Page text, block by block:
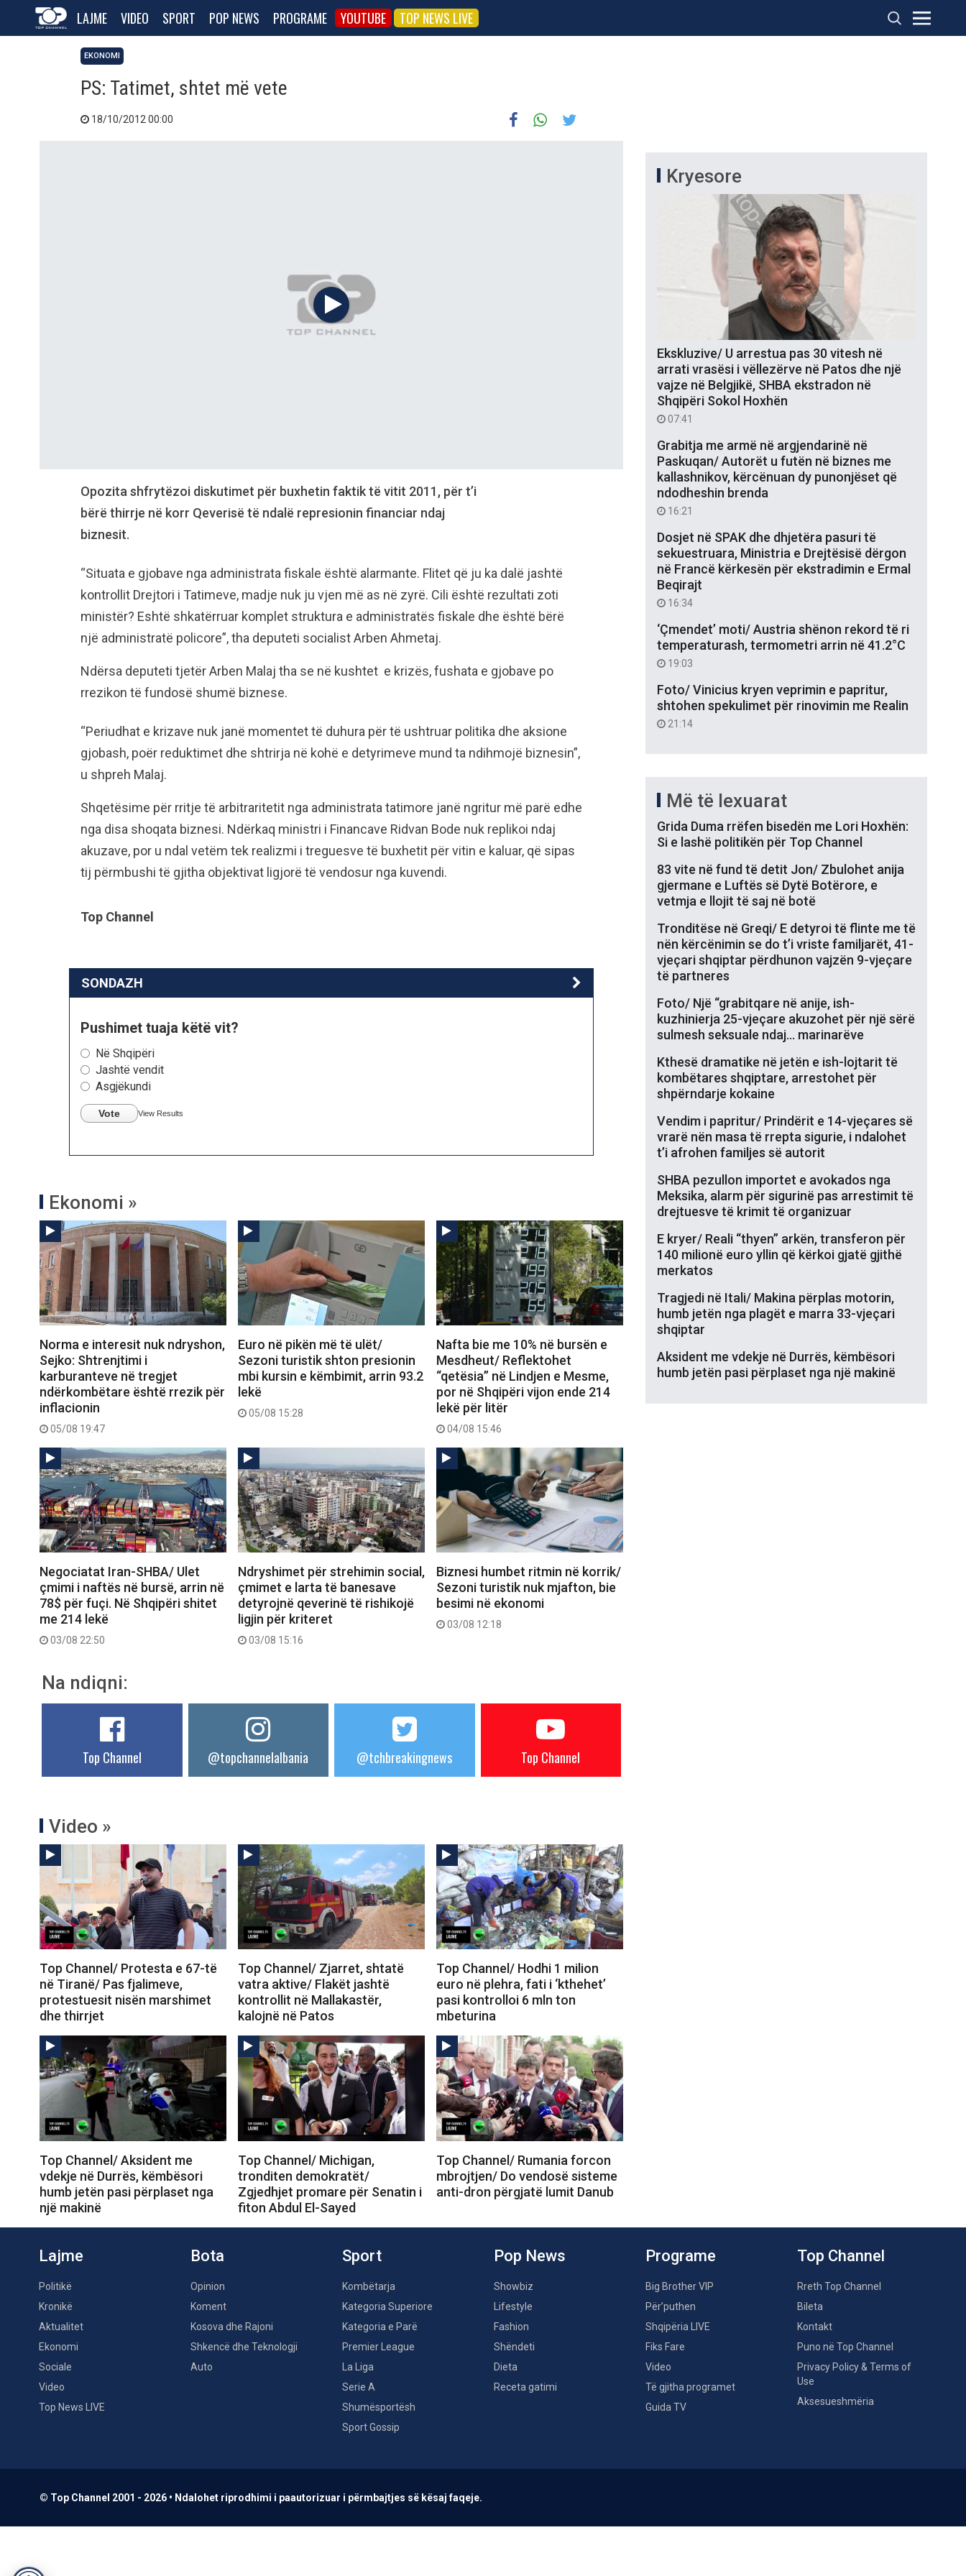
LAJME VIDEO SPORT POP NEWS PROGRAME YOUTUBE TOP NEWS LIVE
EKONOMI
PS: Tatimet, shtet më vete
18/10/2012 00:00
Opozita shfrytëzoi diskutimet për buxhetin faktik të vitit 2011, për t’i
bërë thirrje në korr Qeverisë të ndalë represionin financiar ndaj
biznesit.
“Situata e gjobave nga administrata fiskale është alarmante. Flitet që ju ka dalë jashtë
kontrollit Drejtori i Tatimeve, madje nuk ju vjen më as në zyrë. Cili është rezultati zoti
ministër? Eshtë shkatërruar komplet struktura e administratës fiskale dhe është bërë
një administratë policore”, tha deputeti socialist Arben Ahmetaj.
Ndërsa deputeti tjetër Arben Malaj tha se në kushtet e krizës, fushata e gjobave po
rrezikon të fundosë shumë biznese.
“Periudhat e krizave nuk janë momentet të duhura për të ushtruar politika dhe aksione
gjobash, poër reduktimet dhe shtrirja në kohë e detyrimeve mund ta ndihmojë biznesin”,
u shpreh Malaj.
Shqetësime për rritje të arbitraritetit nga administrata tatimore janë ngritur më parë edhe
nga disa shoqata biznesi. Ndërkaq ministri i Financave Ridvan Bode nuk replikoi ndaj
akuzave, por u ndal vetëm tek realizmi i treguesve të buxhetit për vitin e kaluar, që sipas
tij përmbushi të gjitha objektivat ligjorë të vendosur nga kuvendi.
Top Channel
SONDAZH
Pushimet tuaja këtë vit?
Në Shqipëri
Jashtë vendit
Asgjëkundi
Vote View Results
Ekonomi »
Norma e interesit nuk ndryshon,
Sejko: Shtrenjtimi i
karburanteve në tregjet
ndërkombëtare është rrezik për
inflacionin
05/08 19:47
Euro në pikën më të ulët/
Sezoni turistik shton presionin
mbi kursin e këmbimit, arrin 93.2
lekë
05/08 15:28
Nafta bie me 10% në bursën e
Mesdheut/ Reflektohet
“qetësia” në Lindjen e Mesme,
por në Shqipëri vijon ende 214
lekë për litër
04/08 15:46
Negociatat Iran-SHBA/ Ulet
çmimi i naftës në bursë, arrin në
78$ për fuçi. Në Shqipëri shitet
me 214 lekë
03/08 22:50
Ndryshimet për strehimin social,
çmimet e larta të banesave
detyrojnë qeverinë të rishikojë
ligjin për kriteret
03/08 15:16
Biznesi humbet ritmin në korrik/
Sezoni turistik nuk mjafton, bie
besimi në ekonomi
03/08 12:18
Na ndiqni:
Top Channel @topchannelalbania @tchbreakingnews Top Channel
Video »
Top Channel/ Protesta e 67-të
në Tiranë/ Pas fjalimeve,
protestuesit nisën marshimet
dhe thirrjet
Top Channel/ Zjarret, shtatë
vatra aktive/ Flakët jashtë
kontrollit në Mallakastër,
kalojnë në Patos
Top Channel/ Hodhi 1 milion
euro në plehra, fati i ‘kthehet’
pasi kontrolloi 6 mln ton
mbeturina
Top Channel/ Aksident me
vdekje në Durrës, këmbësori
humb jetën pasi përplaset nga
një makinë
Top Channel/ Michigan,
tronditen demokratët/
Zgjedhjet promare për Senatin i
fiton Abdul El-Sayed
Top Channel/ Rumania forcon
mbrojtjen/ Do vendosë sisteme
anti-dron përgjatë lumit Danub
Kryesore
Ekskluzive/ U arrestua pas 30 vitesh në
arrati vrasësi i vëllezërve në Patos dhe një
vajze në Belgjikë, SHBA ekstradon në
Shqipëri Sokol Hoxhën
07:41
Grabitja me armë në argjendarinë në
Paskuqan/ Autorët u futën në biznes me
kallashnikov, kërcënuan dy punonjëset që
ndodheshin brenda
16:21
Dosjet në SPAK dhe dhjetëra pasuri të
sekuestruara, Ministria e Drejtësisë dërgon
në Francë kërkesën për ekstradimin e Ermal
Beqirajt
16:34
‘Çmendet’ moti/ Austria shënon rekord të ri
temperaturash, termometri arrin në 41.2°C
19:03
Foto/ Vinicius kryen veprimin e papritur,
shtohen spekulimet për rinovimin me Realin
21:14
Më të lexuarat
Grida Duma rrëfen bisedën me Lori Hoxhën:
Si e lashë politikën për Top Channel
83 vite në fund të detit Jon/ Zbulohet anija
gjermane e Luftës së Dytë Botërore, e
vetmja e llojit të saj në botë
Tronditëse në Greqi/ E detyroi të flinte me të
nën kërcënimin se do t’i vriste familjarët, 41-
vjeçari shqiptar përdhunon vajzën 9-vjeçare
të partneres
Foto/ Një “grabitqare në anije, ish-
kuzhinierja 25-vjeçare akuzohet për një sërë
sulmesh seksuale ndaj… marinarëve
Kthesë dramatike në jetën e ish-lojtarit të
kombëtares shqiptare, arrestohet për
shpërndarje kokaine
Vendim i papritur/ Prindërit e 14-vjeçares së
vrarë nën masa të rrepta sigurie, i ndalohet
t’i afrohen familjes së autorit
SHBA pezullon importet e avokados nga
Meksika, alarm për sigurinë pas arrestimit të
drejtuesve të krimit të organizuar
E kryer/ Reali “thyen” arkën, transferon për
140 milionë euro yllin që kërkoi gjatë gjithë
merkatos
Tragjedi në Itali/ Makina përplas motorin,
humb jetën nga plagët e marra 33-vjeçari
shqiptar
Aksident me vdekje në Durrës, këmbësori
humb jetën pasi përplaset nga një makinë
Lajme
Politikë
Kronikë
Aktualitet
Ekonomi
Sociale
Video
Top News LIVE
Bota
Opinion
Koment
Kosova dhe Rajoni
Shkencë dhe Teknologji
Auto
Sport
Kombëtarja
Kategoria Superiore
Kategoria e Parë
Premier League
La Liga
Serie A
Shumësportësh
Sport Gossip
Pop News
Showbiz
Lifestyle
Fashion
Shëndeti
Dieta
Receta gatimi
Programe
Big Brother VIP
Për’puthen
Shqipëria LIVE
Fiks Fare
Video
Të gjitha programet
Guida TV
Top Channel
Rreth Top Channel
Bileta
Kontakt
Puno në Top Channel
Privacy Policy & Terms of
Use
Aksesueshmëria
© Top Channel 2001 - 2026 • Ndalohet riprodhimi i paautorizuar i përmbajtjes së kësaj faqeje.